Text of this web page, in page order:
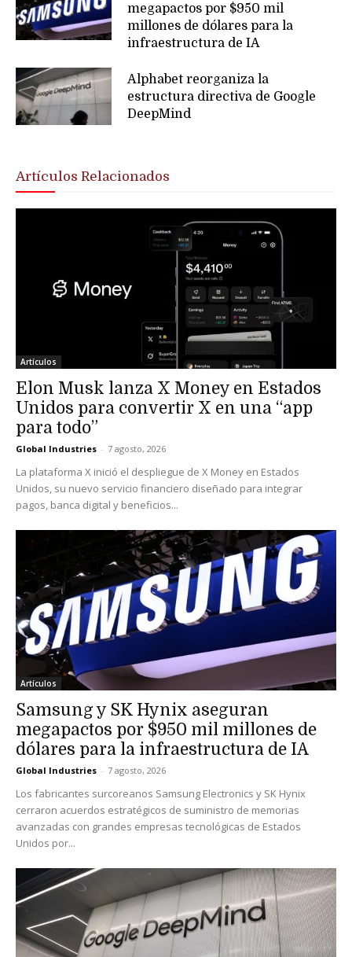
megapactos por $950 mil
millones de dólares para la
infraestructura de IA
Alphabet reorganiza la
estructura directiva de Google
DeepMind
Artículos Relacionados
Artículos
Elon Musk lanza X Money en Estados
Unidos para convertir X en una “app
para todo”
Global Industries - 7 agosto, 2026
La plataforma X inició el despliegue de X Money en Estados
Unidos, su nuevo servicio financiero diseñado para integrar
pagos, banca digital y beneficios...
Artículos
Samsung y SK Hynix aseguran
megapactos por $950 mil millones de
dólares para la infraestructura de IA
Global Industries - 7 agosto, 2026
Los fabricantes surcoreanos Samsung Electronics y SK Hynix
cerraron acuerdos estratégicos de suministro de memorias
avanzadas con grandes empresas tecnológicas de Estados
Unidos por...